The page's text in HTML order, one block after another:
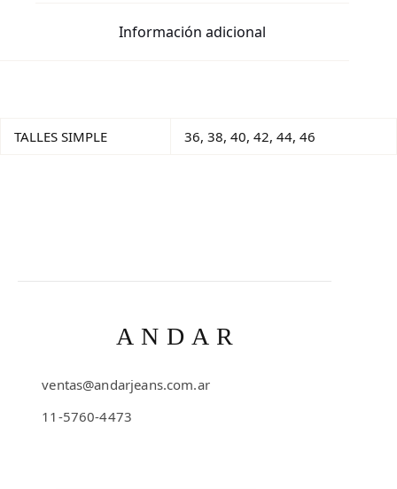
Información adicional
TALLES SIMPLE 36, 38, 40, 42, 44, 46
ANDAR
ventas@andarjeans.com.ar
11-5760-4473